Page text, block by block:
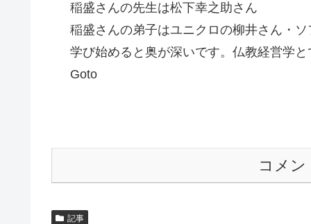
稲盛さんの先生は松下幸之助さん
稲盛さんの弟子はユニクロの柳井さん・
学び始めると奥が深いです。仏教経営学
Goto
コメン
記事